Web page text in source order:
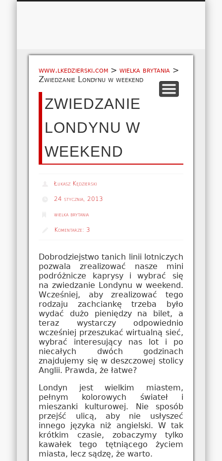
O NAS
EUROPA A-M
EUROPA N-Z
AZJA
AFRYKA
AMERYKA
OCEANIA
MAPA
WSPÓŁPRACA
KONTAKT
www.lkedzierski.com >wielka brytania >
Zwiedzanie Londynu w weekend
ZWIEDZANIE
LONDYNU W
WEEKEND
Łukasz Kędzierski
24 stycznia, 2013
wielka brytania
Komentarze: 3
Dobrodziejstwo tanich linii lotniczych
pozwala zrealizować nasze mini
podróżnicze kaprysy i wybrać się
na zwiedzanie Londynu w weekend.
Wcześniej, aby zrealizować tego
rodzaju zachciankę trzeba było
wydać dużo pieniędzy na bilet, a
teraz wystarczy odpowiednio
wcześniej przeszukać wirtualną sieć,
wybrać interesujący nas lot i po
niecałych dwóch godzinach
znajdujemy się w deszczowej stolicy
Anglii. Prawda, że łatwe?
Londyn jest wielkim miastem,
pełnym kolorowych świateł i
mieszanki kulturowej. Nie sposób
przejść ulicą, aby nie usłyszeć
innego języka niż angielski. W tak
krótkim czasie, zobaczymy tylko
kawałek tego tętniącego życiem
miasta, lecz sądzę, że warto.